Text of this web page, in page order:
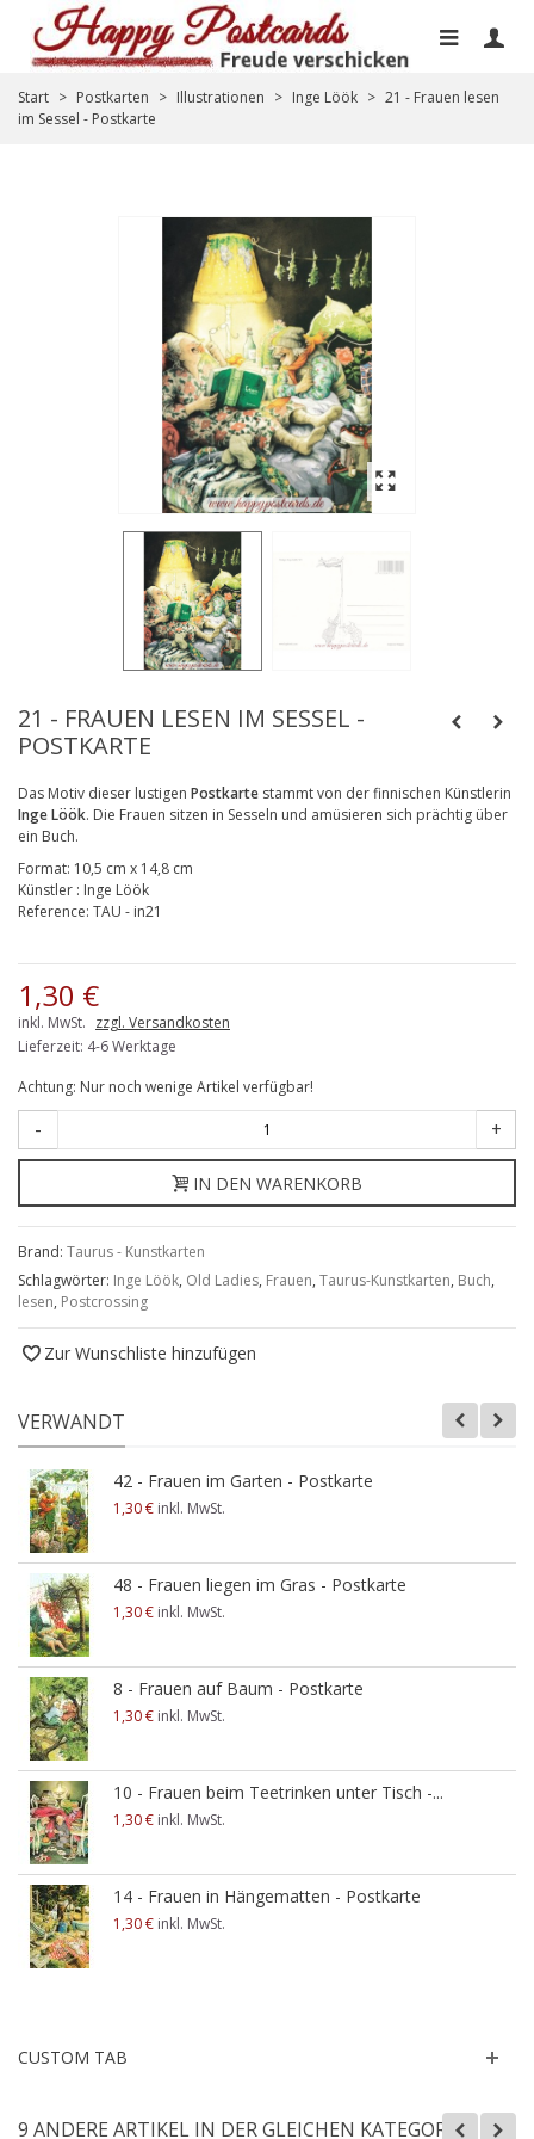
Start > Postkarten > Illustrationen > Inge Löök > 21 - Frauen lesen
im Sessel - Postkarte
21 - FRAUEN LESEN IM SESSEL -
POSTKARTE
Das Motiv dieser lustigen Postkarte stammt von der finnischen Künstlerin
Inge Löök. Die Frauen sitzen in Sesseln und amüsieren sich prächtig über
ein Buch.
Format: 10,5 cm x 14,8 cm
Künstler : Inge Löök
Reference: TAU - in21
1,30 €
inkl. MwSt. zzgl. Versandkosten
Lieferzeit: 4-6 Werktage
Achtung: Nur noch wenige Artikel verfügbar!
- +
IN DEN WARENKORB
Brand: Taurus - Kunstkarten
Schlagwörter: Inge Löök, Old Ladies, Frauen, Taurus-Kunstkarten, Buch,
lesen, Postcrossing
Zur Wunschliste hinzufügen
VERWANDT
42 - Frauen im Garten - Postkarte
1,30 € inkl. MwSt.
48 - Frauen liegen im Gras - Postkarte
1,30 € inkl. MwSt.
8 - Frauen auf Baum - Postkarte
1,30 € inkl. MwSt.
10 - Frauen beim Teetrinken unter Tisch -...
1,30 € inkl. MwSt.
14 - Frauen in Hängematten - Postkarte
1,30 € inkl. MwSt.
CUSTOM TAB
9 ANDERE ARTIKEL IN DER GLEICHEN KATEGORIE: